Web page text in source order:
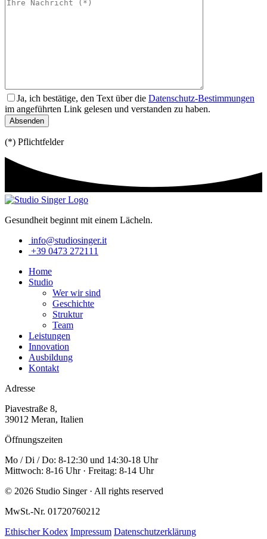
Ja, ich bestätige, den Text über die Datenschutz-Bestimmungen
im angeführten Link gelesen und verstanden zu haben.
(*) Pflichtfelder
Gesundheit beginnt mit einem Lächeln.
info@studiosinger.it
+39 0473 272111
Home
Studio
Wer wir sind
Geschichte
Struktur
Team
Leistungen
Innovation
Ausbildung
Kontakt
Adresse
Piavestraße 8,
39012 Meran, Italien
Öffnungszeiten
Mo / Di / Do: 8-12:30 und 14:30-18 Uhr
Mittwoch: 8-16 Uhr · Freitag: 8-14 Uhr
© 2026 Studio Singer · All rights reserved
MwSt.-Nr. 01720760212
Ethischer Kodex Impressum Datenschutzerklärung